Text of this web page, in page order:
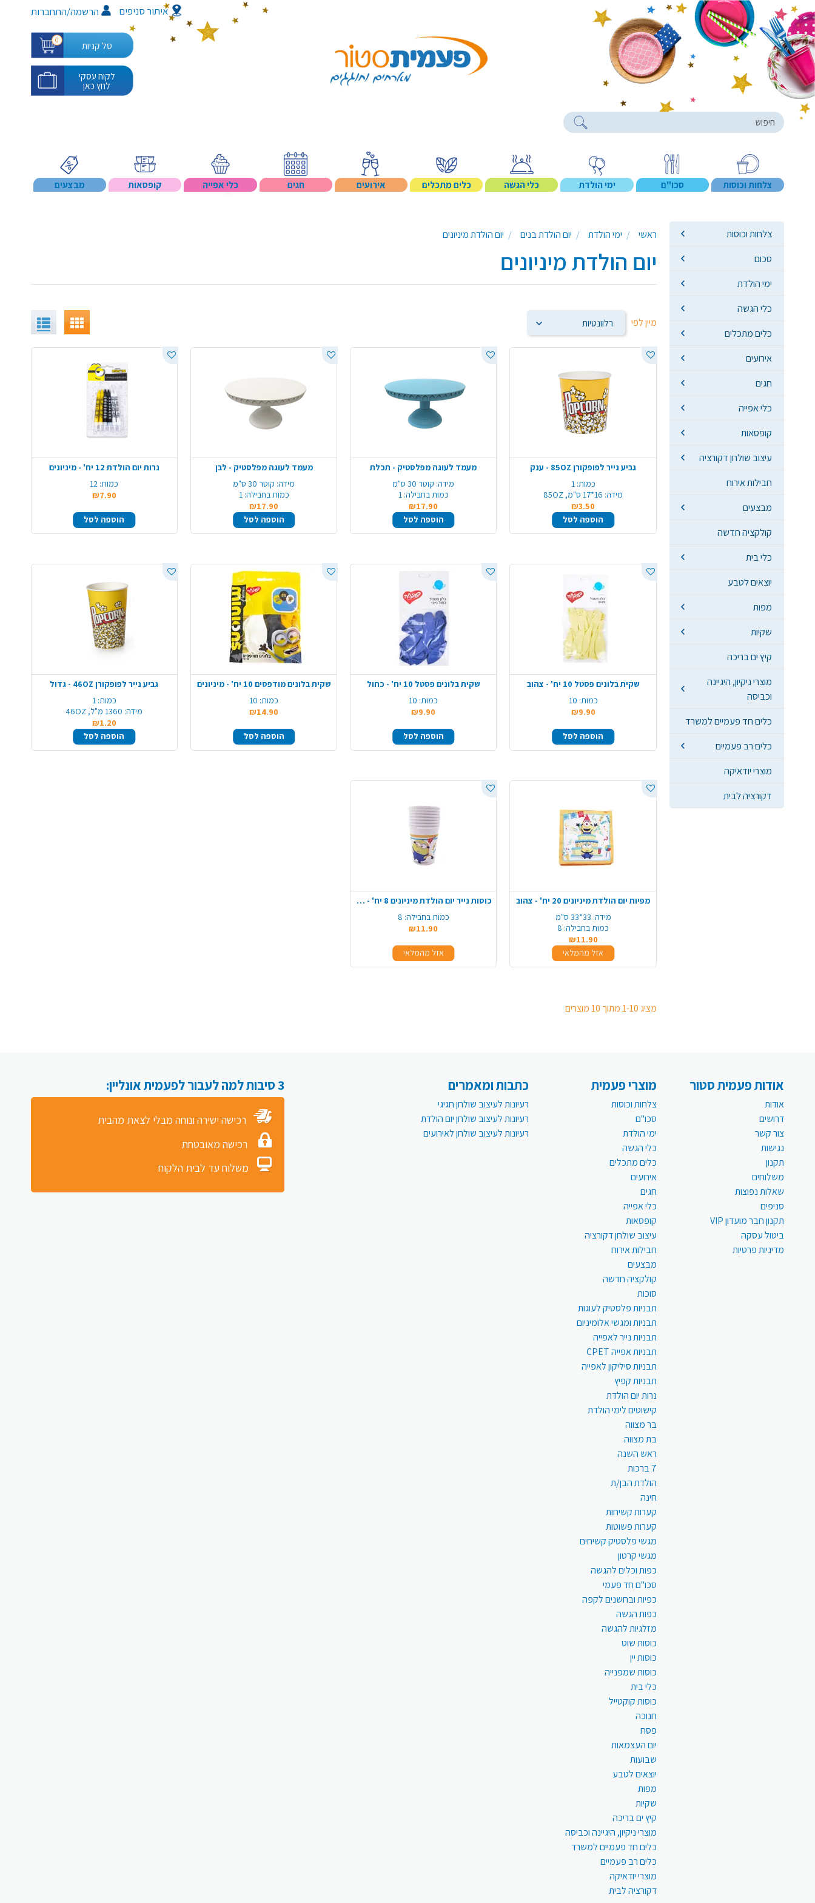
איתור סניפים הרשמה/התחברות
סל קניות 0
לקוח עסקי
לחץ כאן
Search products
צלחות וכוסות סכו"ם ימי הולדת כלי הגשה כלים מתכלים אירועים חגים כלי אפייה קופסאות מבצעים
צלחות וכוסות
סכום
ימי הולדת
כלי הגשה
כלים מתכלים
אירועים
חגים
כלי אפייה
קופסאות
עיצוב שולחן דקורציה
חבילות אירוח
מבצעים
קולקציה חדשה
כלי בית
יוצאים לטבע
מפות
שקיות
קיץ ים בריכה
מוצרי ניקיון, היגיינה
וכביסה
כלים חד פעמיים למשרד
כלים רב פעמיים
מוצרי יודאיקה
דקורציה לבית
ראשי ימי הולדת יום הולדת בנים יום הולדת מיניונים
יום הולדת מיניונים
מיין לפי
גביע נייר לפופקורן 85OZ - ענק
כמות: 1
מידה: 16*17 ס"מ, 85OZ
₪3.50
הוספה לסל
מעמד לעוגה מפלסטיק - תכלת
מידה: קוטר 30 ס"מ
כמות בחבילה: 1
₪17.90
הוספה לסל
מעמד לעוגה מפלסטיק - לבן
מידה: קוטר 30 ס"מ
כמות בחבילה: 1
₪17.90
הוספה לסל
נרות יום הולדת 12 יח' - מיניונים
כמות: 12
₪7.90
הוספה לסל
שקית בלונים פסטל 10 יח' - צהוב
כמות: 10
₪9.90
הוספה לסל
שקית בלונים פסטל 10 יח' - כחול
כמות: 10
₪9.90
הוספה לסל
שקית בלונים מודפסים 10 יח' - מיניונים
כמות: 10
₪14.90
הוספה לסל
גביע נייר לפופקורן 46OZ - גדול
כמות: 1
מידה: 1360 מ"ל, 46OZ
₪1.20
הוספה לסל
מפיות יום הולדת מיניונים 20 יח' - צהוב
מידה: 33*33 ס"מ
כמות בחבילה: 8
₪11.90
אזל מהמלאי
כוסות נייר יום הולדת מיניונים 8 יח' - צהוב
כמות בחבילה: 8
₪11.90
אזל מהמלאי
מציג 1-10 מתוך 10 מוצרים
אודות פעמית סטור
אודות
דרושים
צור קשר
נגישות
תקנון
משלוחים
שאלות נפוצות
סניפים
תקנון חבר מועדון VIP
ביטול עסקה
מדיניות פרטיות
מוצרי פעמית
צלחות וכוסות
סכו"ם
ימי הולדת
כלי הגשה
כלים מתכלים
אירועים
חגים
כלי אפייה
קופסאות
עיצוב שולחן דקורציה
חבילות אירוח
מבצעים
קולקציה חדשה
סוכות
תבניות פלסטיק לעוגות
תבניות ומגשי אלומיניום
תבניות נייר לאפייה
תבניות אפייה CPET
תבניות סיליקון לאפייה
תבניות קפיץ
נרות יום הולדת
קישוטים לימי הולדת
בר מצווה
בת מצווה
ראש השנה
7 ברכות
הולדת הבן/ת
חינה
קערות קשיחות
קערות פשוטות
מגשי פלסטיק קשיחים
מגשי קרטון
כפות וכלים להגשה
סכו"ם חד פעמי
כפיות ובחשנים לקפה
כפות הגשה
מזלגיות להגשה
כוסות שוט
כוסות יין
כוסות שמפנייה
כלי בית
כוסות קוקטייל
חנוכה
פסח
יום העצמאות
שבועות
יוצאים לטבע
מפות
שקיות
קיץ ים בריכה
מוצרי ניקיון, היגיינה וכביסה
כלים חד פעמיים למשרד
כלים רב פעמיים
מוצרי יודאיקה
דקורציה לבית
כתבות ומאמרים
רעיונות לעיצוב שולחן חגיגי
רעיונות לעיצוב שולחן יום הולדת
רעיונות לעיצוב שולחן לאירועים
3 סיבות למה לעבור לפעמית אונליין:
רכישה ישירה ונוחה מבלי לצאת מהבית
רכישה מאובטחת
משלוח עד לבית הלקוח